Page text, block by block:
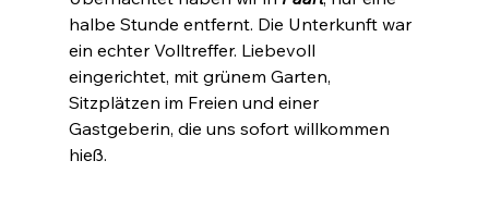
halbe Stunde entfernt. Die Unterkunft war
ein echter Volltreffer. Liebevoll
eingerichtet, mit grünem Garten,
Sitzplätzen im Freien und einer
Gastgeberin, die uns sofort willkommen
hieß.